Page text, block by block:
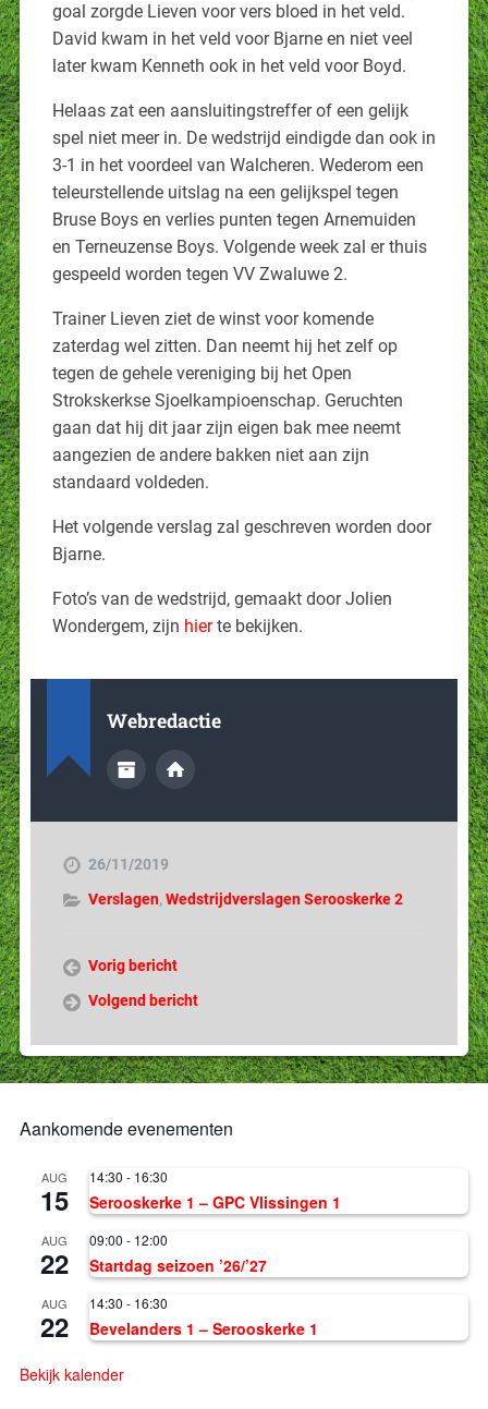
goal zorgde Lieven voor vers bloed in het veld.
David kwam in het veld voor Bjarne en niet veel
later kwam Kenneth ook in het veld voor Boyd.
Helaas zat een aansluitingstreffer of een gelijk
spel niet meer in. De wedstrijd eindigde dan ook in
3-1 in het voordeel van Walcheren. Wederom een
teleurstellende uitslag na een gelijkspel tegen
Bruse Boys en verlies punten tegen Arnemuiden
en Terneuzense Boys. Volgende week zal er thuis
gespeeld worden tegen VV Zwaluwe 2.
Trainer Lieven ziet de winst voor komende
zaterdag wel zitten. Dan neemt hij het zelf op
tegen de gehele vereniging bij het Open
Strokskerkse Sjoelkampioenschap. Geruchten
gaan dat hij dit jaar zijn eigen bak mee neemt
aangezien de andere bakken niet aan zijn
standaard voldeden.
Het volgende verslag zal geschreven worden door
Bjarne.
Foto’s van de wedstrijd, gemaakt door Jolien
Wondergem, zijn hierte bekijken.
Webredactie
26/11/2019
Verslagen,Wedstrijdverslagen Serooskerke 2
Vorig bericht
Volgend bericht
Aankomende evenementen
AUG
15
14:30 - 16:30
Serooskerke 1 – GPC Vlissingen 1
AUG
22
09:00 - 12:00
Startdag seizoen ’26/’27
AUG
22
14:30 - 16:30
Bevelanders 1 – Serooskerke 1
Bekijk kalender